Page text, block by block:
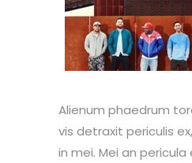
Alienum phaedrum
vis detraxit periculis
in mei. Mei an pericula